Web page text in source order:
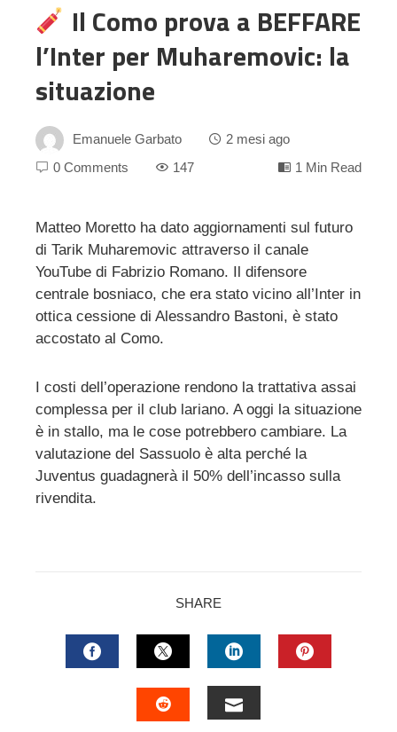
Il Como prova a BEFFARE
l’Inter per Muharemovic: la
situazione
Emanuele Garbato
2 mesi ago
0 Comments
147 1 Min Read
Matteo Moretto ha dato aggiornamenti sul futuro
di Tarik Muharemovic attraverso il canale
YouTube di Fabrizio Romano. Il difensore
centrale bosniaco, che era stato vicino all’Inter in
ottica cessione di Alessandro Bastoni, è stato
accostato al Como.
I costi dell’operazione rendono la trattativa assai
complessa per il club lariano. A oggi la situazione
è in stallo, ma le cose potrebbero cambiare. La
valutazione del Sassuolo è alta perché la
Juventus guadagnerà il 50% dell’incasso sulla
rivendita.
SHARE
FACEBOOKTWITTERLINKEDIN